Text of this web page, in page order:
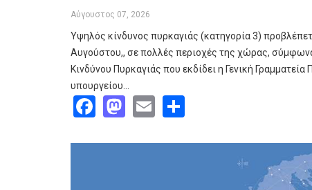
Αύγουστος 07, 2026
Υψηλός κίνδυνος πυρκαγιάς (κατηγορία 3)
Αυγούστου,, σε πολλές περιοχές της χώρας,
Κινδύνου Πυρκαγιάς που εκδίδει η Γενική
υπουργείου…
Facebook
Mastodon
Email